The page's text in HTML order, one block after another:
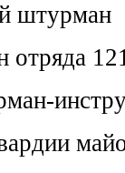
штурман
отряда